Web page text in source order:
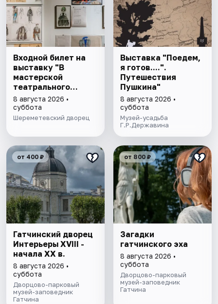
Входной билет на
выставку "В
мастерской
театрального
художника"
8 августа 2026 •
суббота
Шереметевский дворец
Выставка "Поедем,
я готов....".
Путешествия
Пушкина"
8 августа 2026 •
суббота
Музей-усадьба
Г.Р.Державина
от 400 ₽
Гатчинский дворец
Интерьеры ХVIII -
начала ХХ в.
8 августа 2026 •
суббота
Дворцово-парковый
музей-заповедник
Гатчина
от 800 ₽
Загадки
гатчинского эха
8 августа 2026 •
суббота
Дворцово-парковый
музей-заповедник
Гатчина